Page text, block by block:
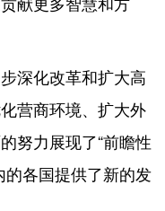
献更多智慧和方
深化改革和扩大高
营商环境、扩大外
努力展现了“前瞻性
的各国提供了新的发